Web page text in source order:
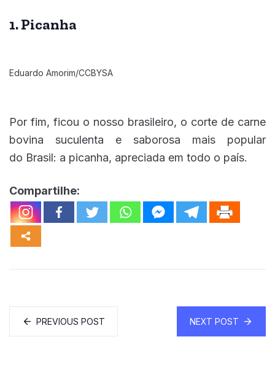
1. Picanha
Eduardo Amorim/CCBYSA
Por fim, ficou o nosso brasileiro, o corte de carne
bovina suculenta e saborosa mais popular
do Brasil: a picanha, apreciada em todo o país.
Compartilhe:
PREVIOUS POST NEXT POST